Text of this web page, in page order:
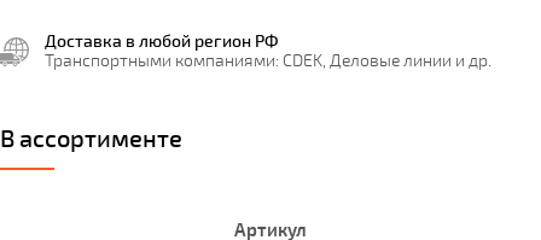
Доставка в любой регион РФ
Транспортными компаниями: CDEK, Деловые линии и др.
В ассортименте